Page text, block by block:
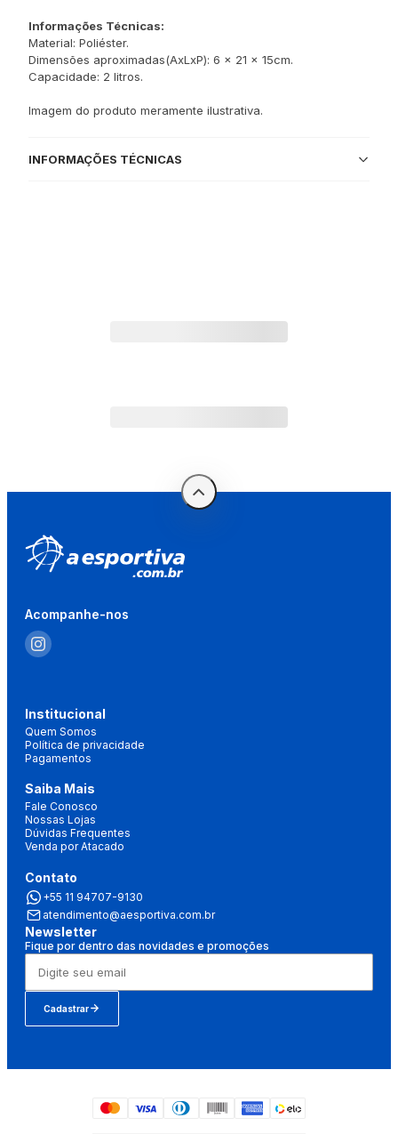
Informações Técnicas:
Material: Poliéster.
Dimensões aproximadas(AxLxP): 6 x 21 x 15cm.
Capacidade: 2 litros.
Imagem do produto meramente ilustrativa.
INFORMAÇÕES TÉCNICAS
Acompanhe-nos
Institucional
Quem Somos
Política de privacidade
Pagamentos
Saiba Mais
Fale Conosco
Nossas Lojas
Dúvidas Frequentes
Venda por Atacado
Contato
+55 11 94707-9130
atendimento@aesportiva.com.br
Newsletter
Fique por dentro das novidades e promoções
Cadastrar